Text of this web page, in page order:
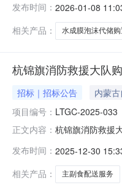
算金额：
泡
发布时间： 2026-01-08
相关产品：
水成膜泡沫代储购
杭锦旗消防救援大队
招标｜招标公告 内蒙
项目编号： LTGC-2025-033
正文内容： 杭锦旗消防救援
采购方式：竞争
算
发布时间： 2025-12-30
相关产品：
主副食配送服务